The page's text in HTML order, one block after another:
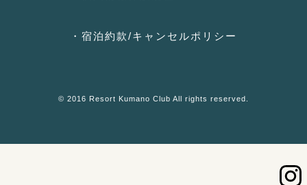
・宿泊約款/キャンセルポリシー
© 2016 Resort Kumano Club All rights reserved.